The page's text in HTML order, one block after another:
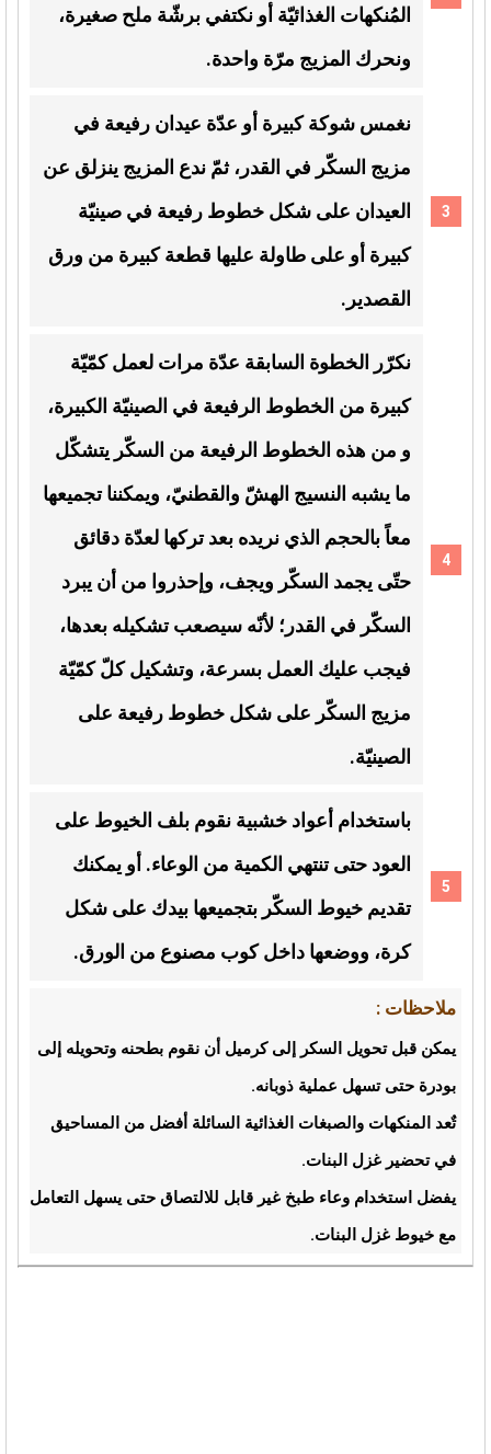
المُنكهات الغذائيّة أو نكتفي برشّة ملح صغيرة،
ونحرك المزيج مرّة واحدة.
نغمس شوكة كبيرة أو عدّة عيدان رفيعة في
مزيج السكّر في القدر، ثمّ ندع المزيج ينزلق عن
العيدان على شكل خطوط رفيعة في صينيّة
كبيرة أو على طاولة عليها قطعة كبيرة من ورق
القصدير.
نكرّر الخطوة السابقة عدّة مرات لعمل كمّيّة
كبيرة من الخطوط الرفيعة في الصينيّة الكبيرة،
و من هذه الخطوط الرفيعة من السكّر يتشكّل
ما يشبه النسيج الهشّ والقطنيّ، ويمكننا تجميعها
معاً بالحجم الذي نريده بعد تركها لعدّة دقائق
حتّى يجمد السكّر ويجف، وإحذروا من أن يبرد
السكّر في القدر؛ لأنّه سيصعب تشكيله بعدها،
فيجب عليك العمل بسرعة، وتشكيل كلّ كمّيّة
مزيج السكّر على شكل خطوط رفيعة على
الصينيّة.
باستخدام أعواد خشبية نقوم بلف الخيوط على
العود حتى تنتهي الكمية من الوعاء. أو يمكنك
تقديم خيوط السكّر بتجميعها بيدك على شكل
كرة، ووضعها داخل كوب مصنوع من الورق.
ملاحظات :
يمكن قبل تحويل السكر إلى كرميل أن نقوم بطحنه وتحويله إلى
بودرة حتى تسهل عملية ذوبانه.
تٌعد المنكهات والصبغات الغذائية السائلة أفضل من المساحيق
في تحضير غزل البنات.
يفضل استخدام وعاء طبخ غير قابل للالتصاق حتى يسهل التعامل
مع خيوط غزل البنات.